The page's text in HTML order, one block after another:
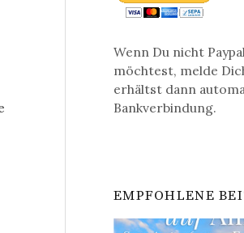
Wenn Du nicht
möchtest, melde
erhältst dann
Bankverbindung.
EMPFOHLENE